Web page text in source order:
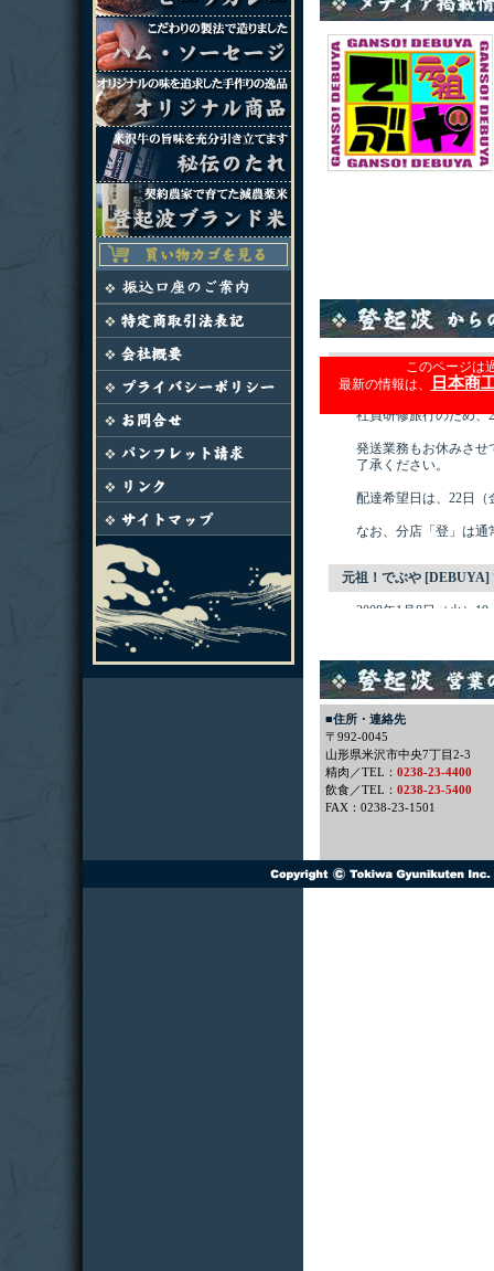
■住所・連絡先
〒992-0045
山形県米沢市中央7丁目2-3
精肉／TEL： 0238-23-4400
飲食／TEL： 0238-23-5400
FAX：0238-23-1501